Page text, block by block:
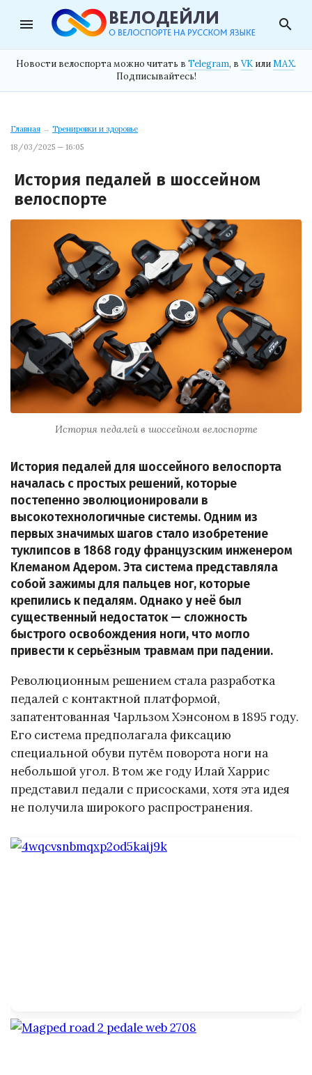
menu search
Новости велоспорта можно читать в Telegram, в VK илиMAX.
Подписывайтесь!
Главная → Тренировки и здоровье
18/03/2025 — 16:05
История педалей в шоссейном
велоспорте
История педалей в шоссейном велоспорте
История педалей для шоссейного велоспорта
началась с простых решений, которые
постепенно эволюционировали в
высокотехнологичные системы. Одним из
первых значимых шагов стало изобретение
туклипсов в 1868 году французским инженером
Клеманом Адером. Эта система представляла
собой зажимы для пальцев ног, которые
крепились к педалям. Однако у неё был
существенный недостаток — сложность
быстрого освобождения ноги, что могло
привести к серьёзным травмам при падении.
Революционным решением стала разработка
педалей с контактной платформой,
запатентованная Чарльзом Хэнсоном в 1895 году.
Его система предполагала фиксацию
специальной обуви путём поворота ноги на
небольшой угол. В том же году Илай Харрис
представил педали с присосками, хотя эта идея
не получила широкого распространения.